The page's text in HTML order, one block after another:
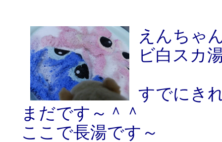
えんちゃ
ビ白スカ
すでにき
まだです～＾＾
ここで長湯です～